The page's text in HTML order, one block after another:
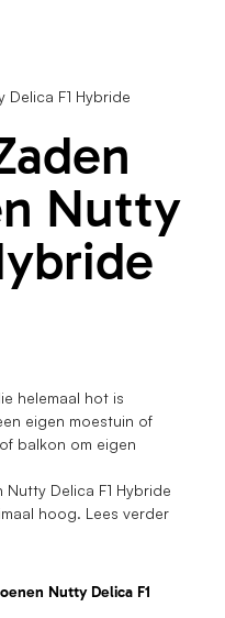
F1 Hybride
Nutty
helemaal hot is
eigen moestuin of
balkon om eigen
Delica F1 Hybride
hoog. Lees verder
Nutty Delica F1